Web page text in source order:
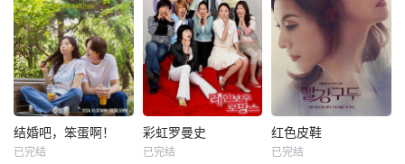
结婚吧，笨蛋啊！
已完结
彩虹罗曼史
已完结
红色皮鞋
已完结